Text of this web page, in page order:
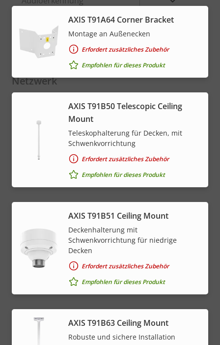
Active Tampering –
Alarmeingänge/-ausgänge
Netzwerk
Eigentumsbeschreibung Eigentumswert
4
* Einige technische Daten können je nach gewählter
AXIS T91A64 Corner Bracket
Montage an Außenecken
Erfordert zusätzliches Zubehör
Empfohlen für dieses Produkt
AXIS T91B50 Telescopic Ceiling
Mount
Teleskophalterung für Decken, mit
Schwenkvorrichtung
Erfordert zusätzliches Zubehör
Empfohlen für dieses Produkt
AXIS T91B51 Ceiling Mount
Deckenhalterung mit
Schwenkvorrichtung für niedrige
Decken
Erfordert zusätzliches Zubehör
Empfohlen für dieses Produkt
AXIS T91B63 Ceiling Mount
Robuste und sichere Installation
menu